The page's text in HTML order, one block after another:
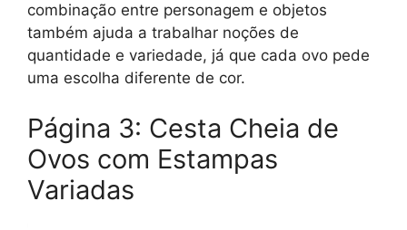
combinação entre personagem e objetos
também ajuda a trabalhar noções de
quantidade e variedade, já que cada ovo pede
uma escolha diferente de cor.
Página 3: Cesta Cheia de
Ovos com Estampas
Variadas